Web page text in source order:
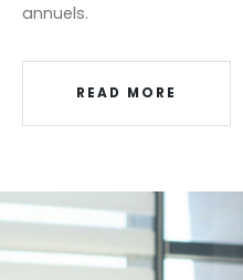
annuels.
READ MORE